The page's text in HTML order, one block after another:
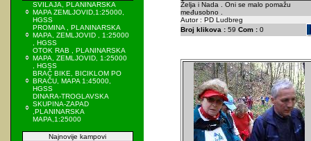
SVILAJA, PLANINARSKA
MAPA ZEMLJOVID,1:25000,
HGSS
PROMINA , PLANINARSKA
MAPA, ZEMLJOVID , 1:25000
, HGSS
OTOK RAB , PLANINARSKA
MAPA, ZEMLJOVID, 1:25000
, HGSS
BRAČ BIKE, BICIKLOM PO
BRAČU, MAPA 1:45000,
HGSS
DINARA-TROGLAVSKA
SKUPINA-ZAPAD
,PLANINARSKA
MAPA,1:25000
Najnovije kampovi
Želja i Nada . Oni se malo pomažu
međusobno .
Autor : PD Ludbreg
Broj klikova :59 Com :0